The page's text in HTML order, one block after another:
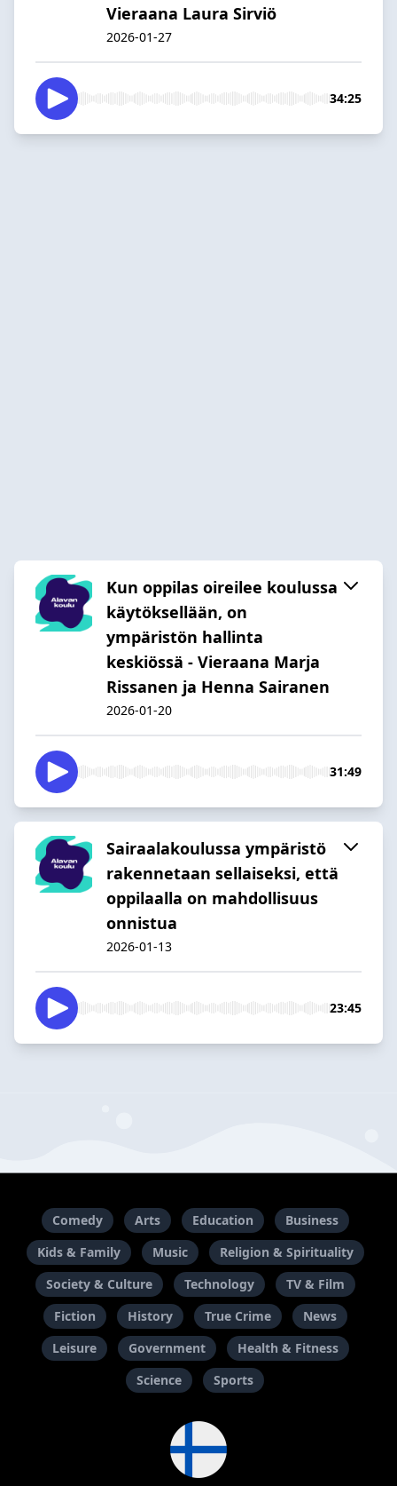
Vieraana Laura Sirviö
2026-01-27
34:25
Kun oppilas oireilee koulussa
käytöksellään, on
ympäristön hallinta
keskiössä - Vieraana Marja
Rissanen ja Henna Sairanen
2026-01-20
31:49
Sairaalakoulussa ympäristö
rakennetaan sellaiseksi, että
oppilaalla on mahdollisuus
onnistua
2026-01-13
23:45
Comedy Arts Education
Business
Kids & Family
Music
Religion & Spirituality
Society & Culture
Technology
TV & Film
Fiction
History True Crime
News
Leisure
Government
Health & Fitness
Science
Sports